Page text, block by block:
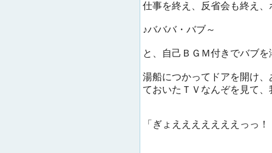
仕事を終え、反省会も終え
♪バババ・バブ～
と、自己ＢＧＭ付きでバブを
湯船につかってドアを開け
ておいたＴＶなんぞを見て
「ぎょえええええええっっ！